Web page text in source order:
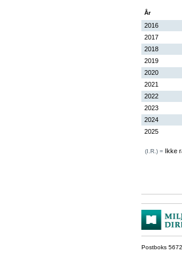
År
2016
2017
2018
2019
2020
2021
2022
2023
2024
2025
(I.R.) = Ikke
Postboks